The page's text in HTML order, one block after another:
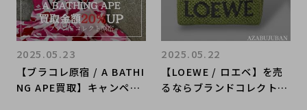
【ブラコレ原宿 / A BATHI
NG APE買取】キャンペー
2025.05.23
【LOEWE / ロエベ】を売
るならブランドコレクト麻
2025.05.22